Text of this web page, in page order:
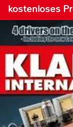
kostenloses